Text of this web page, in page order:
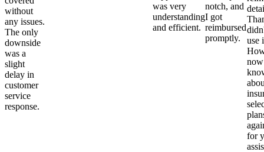
without
any issues.
The only
downside
was a
slight
delay in
customer
service
response.
was very
understanding
and efficient.
notch, and
I got
reimbursed
promptly.
use
for